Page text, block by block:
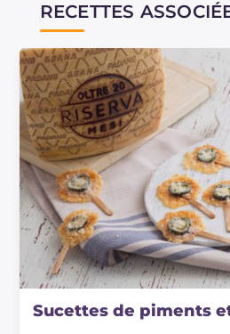
RECETTES
Sucettes de piments